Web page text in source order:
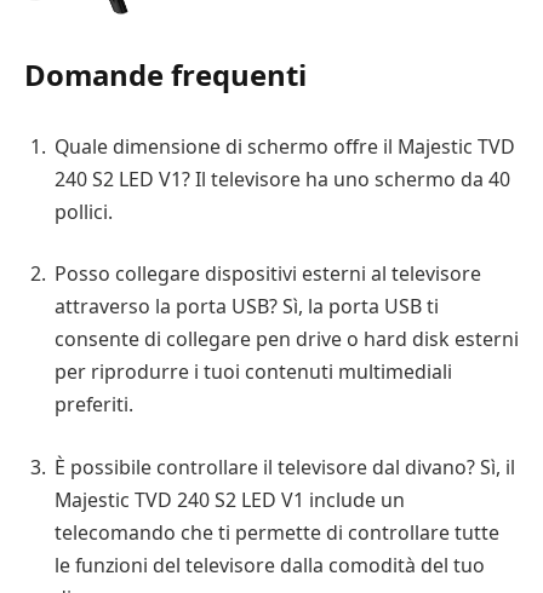
Domande frequenti
Quale dimensione di schermo offre il Majestic TVD
240 S2 LED V1? Il televisore ha uno schermo da 40
pollici.
Posso collegare dispositivi esterni al televisore
attraverso la porta USB? Sì, la porta USB ti
consente di collegare pen drive o hard disk esterni
per riprodurre i tuoi contenuti multimediali
preferiti.
È possibile controllare il televisore dal divano? Sì, il
Majestic TVD 240 S2 LED V1 include un
telecomando che ti permette di controllare tutte
le funzioni del televisore dalla comodità del tuo